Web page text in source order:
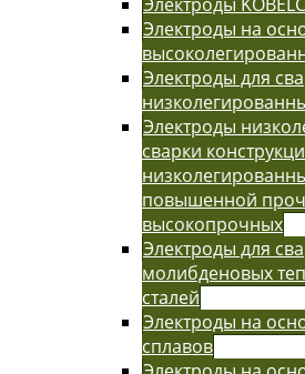
Электроды на
Электроды для
Электроды
сварки
повышенной
высокопрочных
Электроды для
молибденовых
сталей
Электроды на
сплавов